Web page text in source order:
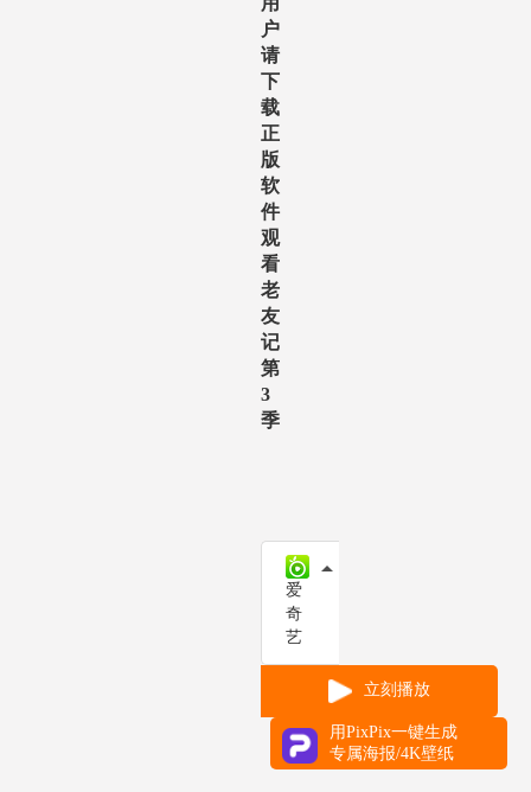
户
请
下
载
正
版
软
件
观
看
老
友
记
第
3
季
爱奇艺
爱
奇
艺
立刻播放
用PixPix一键生成
专属海报/4K壁纸